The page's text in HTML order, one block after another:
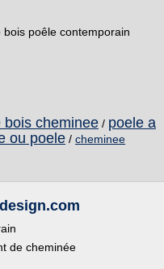
poêle contemporain
bois cheminee / poele a
ou poele / cheminee
de cheminée